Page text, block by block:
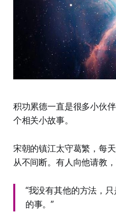
积功累德一直是很多小伙
个相关小故事。
宋朝的镇江太守葛繁，每
从不间断。有人向他请教，
“我没有其他的方法，
的事。”